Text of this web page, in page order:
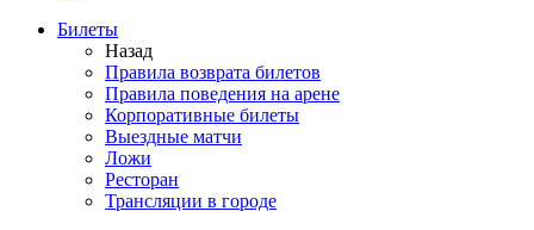
Билеты
Назад
Правила возврата билетов
Правила поведения на арене
Корпоративные билеты
Выездные матчи
Ложи
Ресторан
Трансляции в городе